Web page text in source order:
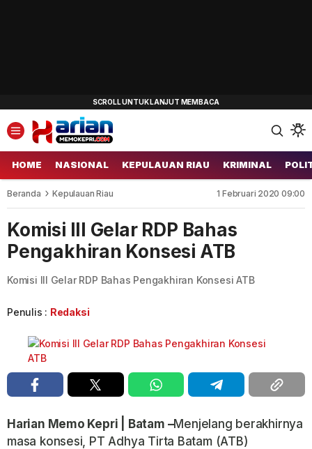
HOME NASIONAL KEPULAUAN RIAU KRIMINAL
Beranda Kepulauan Riau 1 Februari 2020 09:00
Komisi III Gelar RDP Bahas
Pengakhiran Konsesi ATB
Komisi III Gelar RDP Bahas Pengakhiran Konsesi ATB
Penulis : Redaksi
Harian Memo Kepri | Batam –Menjelang berakhirnya
masa konsesi, PT Adhya Tirta Batam (ATB)